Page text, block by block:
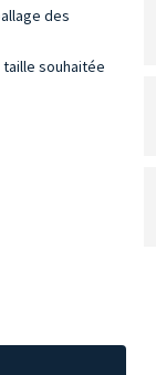
des
souhaitée